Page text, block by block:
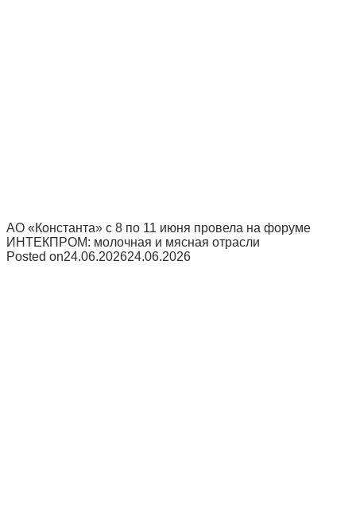
АО «Константа» с 8 по 11 июня провела на форуме
ИНТЕКПРОМ: молочная и мясная отрасли
Posted on24.06.202624.06.2026